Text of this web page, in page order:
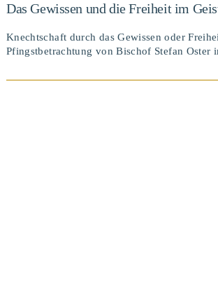
Das Gewissen und die Freiheit im
Knechtschaft durch das Gewissen oder
Pfingstbetrachtung von Bischof Stefan Oster